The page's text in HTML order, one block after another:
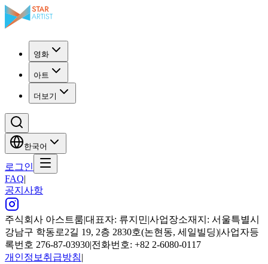
영화
아트
더보기
한국어
로그인
FAQ|
공지사항
주식회사 아스트룸|대표자: 류지민|사업장소재지: 서울특별시
강남구 학동로2길 19, 2층 2830호(논현동, 세일빌딩)|사업자등
록번호 276-87-03930|전화번호: +82 2-6080-0117
개인정보취급방침|